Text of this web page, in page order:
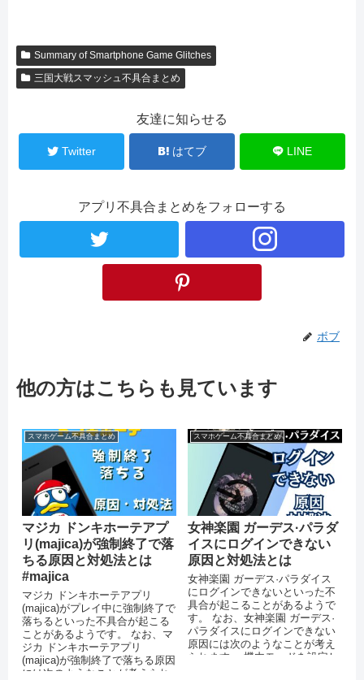
Summary of Smartphone Game Glitches
三国大戦スマッシュ不具合まとめ
友達に知らせる
Twitter はてブ LINE
アプリ不具合まとめをフォローする
ボブ
他の方はこちらも見ています
スマホゲーム不具合まとめ
マジカ ドンキホーテアプ
リ(majica)が強制終了で落
ちる原因と対処法とは
#majica
マジカ ドンキホーテアプリ
(majica)がプレイ中に強制終了で
落ちるといった不具合が起こる
ことがあるようです。 なお、マ
ジカ ドンキホーテアプリ
(majica)が強制終了で落ちる原因
には次のようなことが考えられ
スマホゲーム不具合まとめ
女神楽園 ガーデス·パラダ
イスにログインできない
原因と対処法とは
女神楽園 ガーデス·パラダイス
にログインできないといった不
具合が起こることがあるようで
す。 なお、女神楽園 ガーデス·
パラダイスにログインできない
原因には次のようなことが考え
られます。 機内モードを設定し